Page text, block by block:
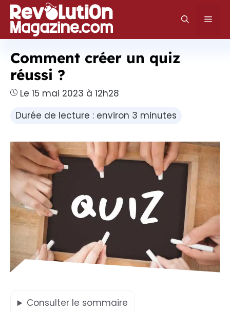
Aller
au
contenu
Comment créer un quiz
réussi ?
Le 15 mai 2023 à 12h28
Durée de lecture : environ 3 minutes
Consulter le sommaire